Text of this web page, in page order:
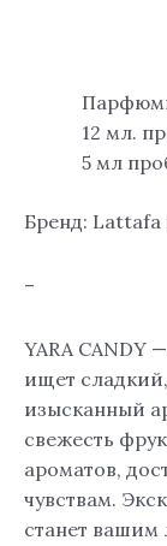
12 мл.
5 мл
Бренд:
–
YARA CANDY
ищет
изысканный
свежесть
ароматов,
чувствам.
станет